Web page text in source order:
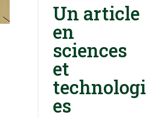
Un article
en
sciences
et
technologi
es